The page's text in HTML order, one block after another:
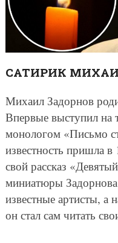
САТИРИК
Михаил Задорнов
Впервые выступил на
монологом «Письмо
известность пришла
свой рассказ
миниатюры
известные артисты, а
он стал сам читать